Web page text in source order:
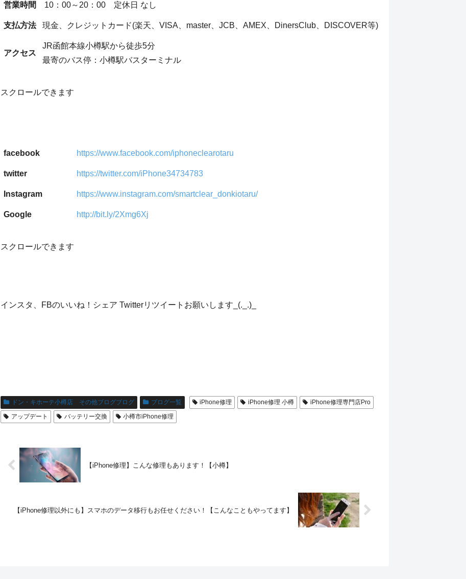
営業時間 10：00～20：00 定休日 なし
支払方法 現金、クレジットカード(楽天、VISA、master、JCB、AMEX、DinersClub、DISCOVER等)、paypay、楽天pay
アクセス
JR函館本線小樽駅から徒歩5分
最寄のバス停：小樽駅バスターミナル
スクロールできます
facebook https://www.facebook.com/iphoneclearotaru
twitter https://twitter.com/iPhone34734783
Instagram https://www.instagram.com/smartclear_donkiotaru/
Google http://bit.ly/2Xmg6Xj
スクロールできます
インスタ、FBのいいね！シェア Twitterリツイートお願いします_(._.)_
ドン・キホーテ小樽店 その他ブログブログ ブログ一覧 iPhone修理 iPhone修理 小樽
iPhone修理専門店Pro
アップデート
バッテリー交換 小樽市iPhone修理
【iPhone修理】こんな修理もあります！【小樽】
【iPhone修理以外にも】スマホのデータ移行もお任せください！【こんなこともやってます】